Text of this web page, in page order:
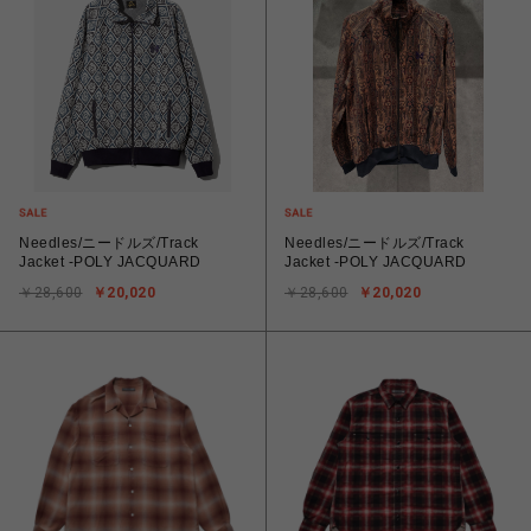
Needles/ニードルズ/Track
Jacket -POLY JACQUARD
￥20,020
￥28,600
Needles/ニードルズ/Track
Jacket -POLY JACQUARD
￥20,020
￥28,600